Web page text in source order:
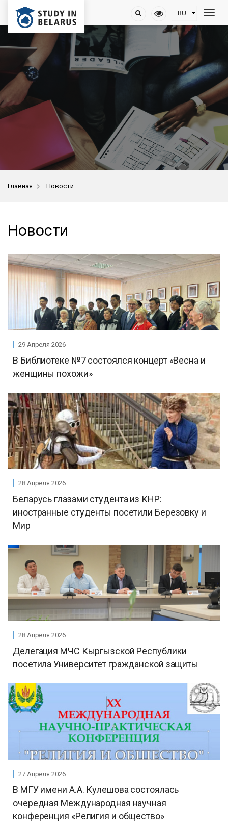
Главная > Новости
Новости
29 Апреля 2026
В Библиотеке №7 состоялся концерт «Весна и
женщины похожи»
28 Апреля 2026
Беларусь глазами студента из КНР:
иностранные студенты посетили Березовку и
Мир
28 Апреля 2026
Делегация МЧС Кыргызской Республики
посетила Университет гражданской защиты
27 Апреля 2026
В МГУ имени А.А. Кулешова состоялась
очередная Международная научная
конференция «Религия и общество»